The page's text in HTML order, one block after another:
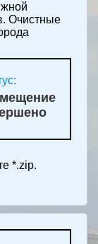
Очистные
*.zip.